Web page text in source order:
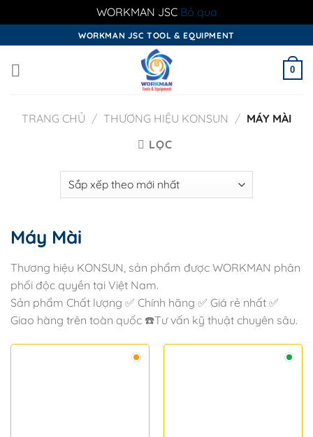
WORKMAN JSC Bỏ qua
to
content
WORKMAN JSC TOOL & EQUIPMENT
0
TRANG CHỦ / THƯƠNG HIỆU KONSUN / MÁY MÀI
LỌC
Máy Mài
Thương hiệu KONSUN, sản phẩm được WORKMAN phân
phối độc quyền tại Việt Nam.
Sản phẩm Chất lượng ✅ Chính hãng ✅ Giá rẻ nhất ✅
Giao hàng trên toàn quốc ☎️Tư vấn kỹ thuật chuyên sâu.